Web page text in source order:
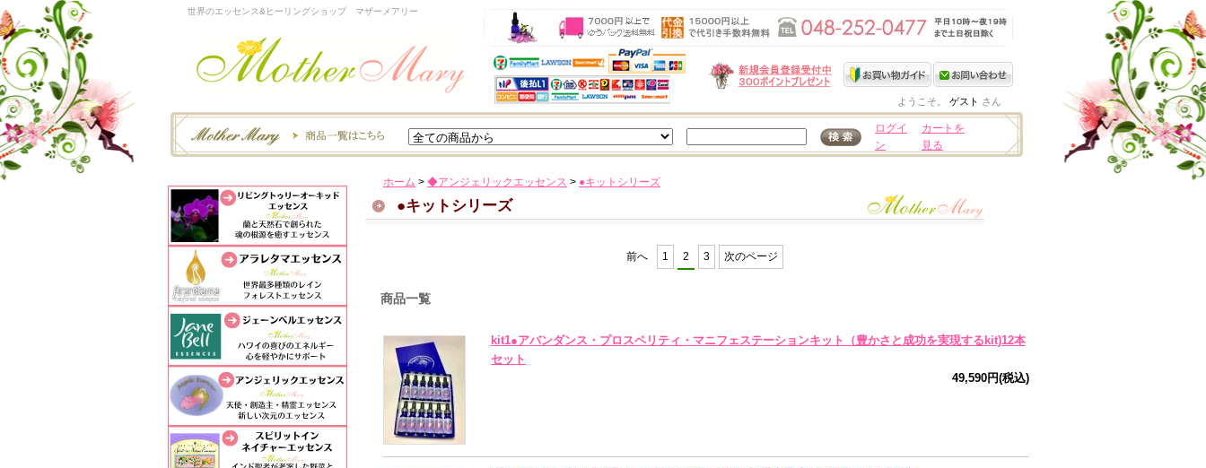
世界のエッセンス&ヒーリングショップ マザーメアリー
ようこそ。 ゲスト さん
ログイ
ン
カートを
見る
ホーム > ◆アンジェリックエッセンス > ●キットシリーズ
●キットシリーズ
前へ 1 2 3 次のページ
商品一覧
kit1●アバンダンス・プロスペリティ・マニフェステーションキット（豊かさと成功を実現するkit)12本
セット
49,590円(税込)